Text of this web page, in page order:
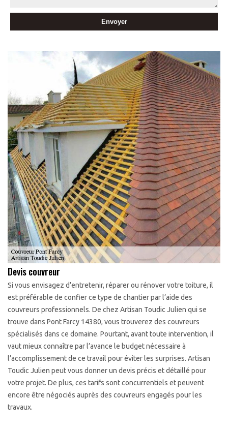
Devis couvreur
Si vous envisagez d’entretenir, réparer ou rénover votre toiture, il
est préférable de confier ce type de chantier par l’aide des
couvreurs professionnels. De chez Artisan Toudic Julien qui se
trouve dans Pont Farcy 14380, vous trouverez des couvreurs
spécialisés dans ce domaine. Pourtant, avant toute intervention, il
vaut mieux connaître par l’avance le budget nécessaire à
l’accomplissement de ce travail pour éviter les surprises. Artisan
Toudic Julien peut vous donner un devis précis et détaillé pour
votre projet. De plus, ces tarifs sont concurrentiels et peuvent
encore être négociés auprès des couvreurs engagés pour les
travaux.